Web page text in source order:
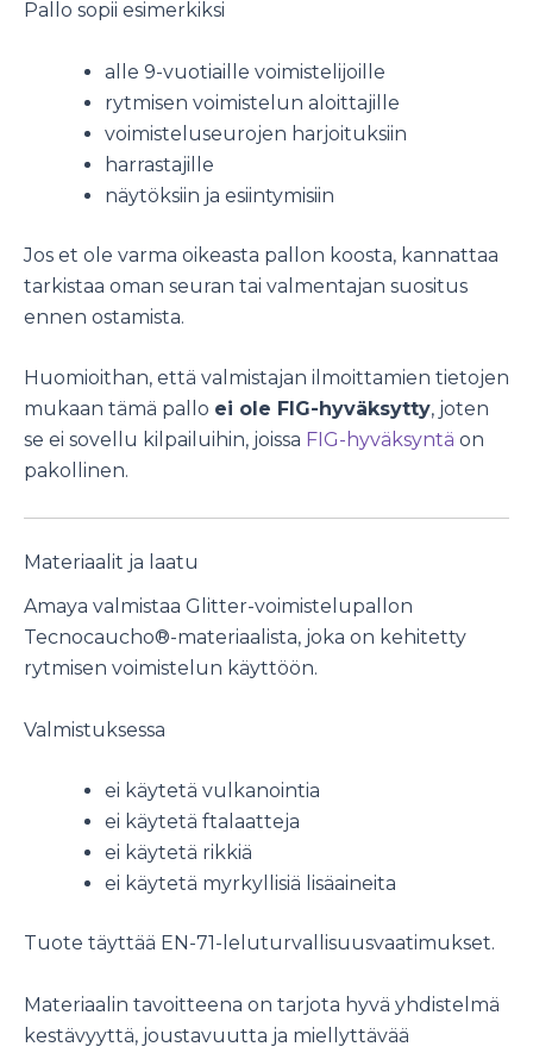
Pallo sopii esimerkiksi
alle 9-vuotiaille voimistelijoille
rytmisen voimistelun aloittajille
voimisteluseurojen harjoituksiin
harrastajille
näytöksiin ja esiintymisiin
Jos et ole varma oikeasta pallon koosta, kannattaa
tarkistaa oman seuran tai valmentajan suositus
ennen ostamista.
Huomioithan, että valmistajan ilmoittamien tietojen
mukaan tämä pallo ei ole FIG-hyväksytty, joten
se ei sovellu kilpailuihin, joissa FIG-hyväksyntä on
pakollinen.
Materiaalit ja laatu
Amaya valmistaa Glitter-voimistelupallon
Tecnocaucho®-materiaalista, joka on kehitetty
rytmisen voimistelun käyttöön.
Valmistuksessa
ei käytetä vulkanointia
ei käytetä ftalaatteja
ei käytetä rikkiä
ei käytetä myrkyllisiä lisäaineita
Tuote täyttää EN-71-leluturvallisuusvaatimukset.
Materiaalin tavoitteena on tarjota hyvä yhdistelmä
kestävyyttä, joustavuutta ja miellyttävää